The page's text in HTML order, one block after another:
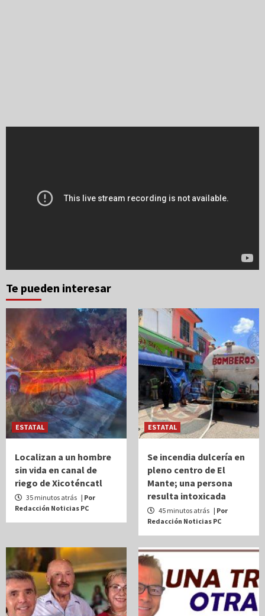
Te pueden interesar
ESTATAL
Localizan a un hombre
sin vida en canal de
riego de Xicoténcatl
35 minutos atrás | Por
Redacción Noticias PC
ESTATAL
Se incendia dulcería en
pleno centro de El
Mante; una persona
resulta intoxicada
45 minutos atrás | Por
Redacción Noticias PC